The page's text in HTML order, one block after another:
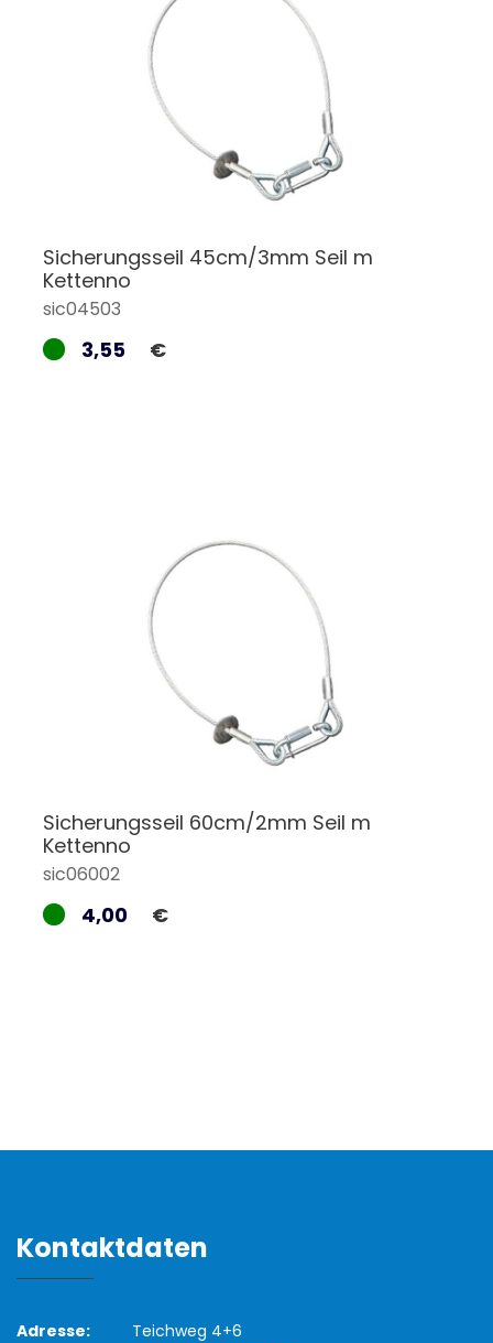
Sicherungsseil 45cm/3mm Seil m
Kettenno
sic04503
3,55 €
Sicherungsseil 60cm/2mm Seil m
Kettenno
sic06002
4,00 €
Kontaktdaten
Adresse:
Teichweg 4+6